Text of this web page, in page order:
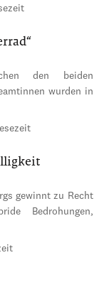
den beiden
wurden in
gewinnt zu Recht
Bedrohungen,